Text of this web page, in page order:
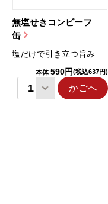
無塩せきコンビーフ
缶
塩だけで引き立つ旨み
本体 590円(税込637円)
かごへ